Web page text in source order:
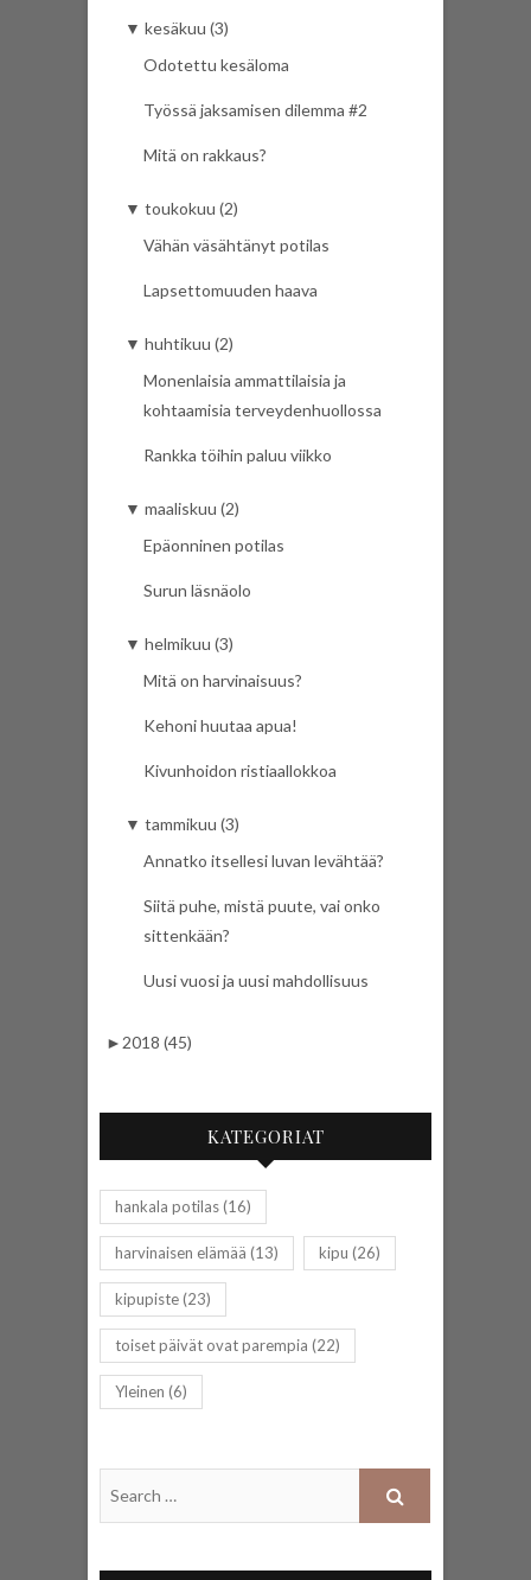
▼ kesäkuu (3)
Odotettu kesäloma
Työssä jaksamisen dilemma #2
Mitä on rakkaus?
▼ toukokuu (2)
Vähän väsähtänyt potilas
Lapsettomuuden haava
▼ huhtikuu (2)
Monenlaisia ammattilaisia ja
kohtaamisia terveydenhuollossa
Rankka töihin paluu viikko
▼ maaliskuu (2)
Epäonninen potilas
Surun läsnäolo
▼ helmikuu (3)
Mitä on harvinaisuus?
Kehoni huutaa apua!
Kivunhoidon ristiaallokkoa
▼ tammikuu (3)
Annatko itsellesi luvan levähtää?
Siitä puhe, mistä puute, vai onko
sittenkään?
Uusi vuosi ja uusi mahdollisuus
► 2018 (45)
KATEGORIAT
hankala potilas(16)
harvinaisen elämää (13) kipu (26)
kipupiste(23)
toiset päivät ovat parempia (22)
Yleinen (6)